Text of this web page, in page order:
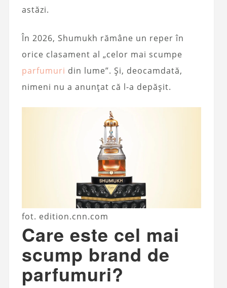
astăzi.
În 2026, Shumukh rămâne un reper în
orice clasament al „celor mai scumpe
parfumuri din lume”. Și, deocamdată,
nimeni nu a anunțat că l-a depășit.
fot. edition.cnn.com
Care este cel mai
scump brand de
parfumuri?